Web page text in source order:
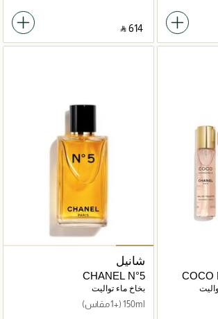
‎ ⃁ ⁦614⁩ ‎
COCO
TWIST
شانيل
CHANEL N°5
بخاخ ماء تواليت
150ml (+1 مقاس)